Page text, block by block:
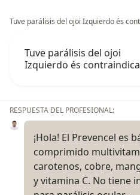
Tuve parálisis del ojoi Izquierdo és
Tuve parálisis del ojoi
Izquierdo és
RESPUESTA DEL PROFESIONAL:
¡Hola! El Prevencel es
comprimido
carotenos, cobre,
y vitamina C. No tiene